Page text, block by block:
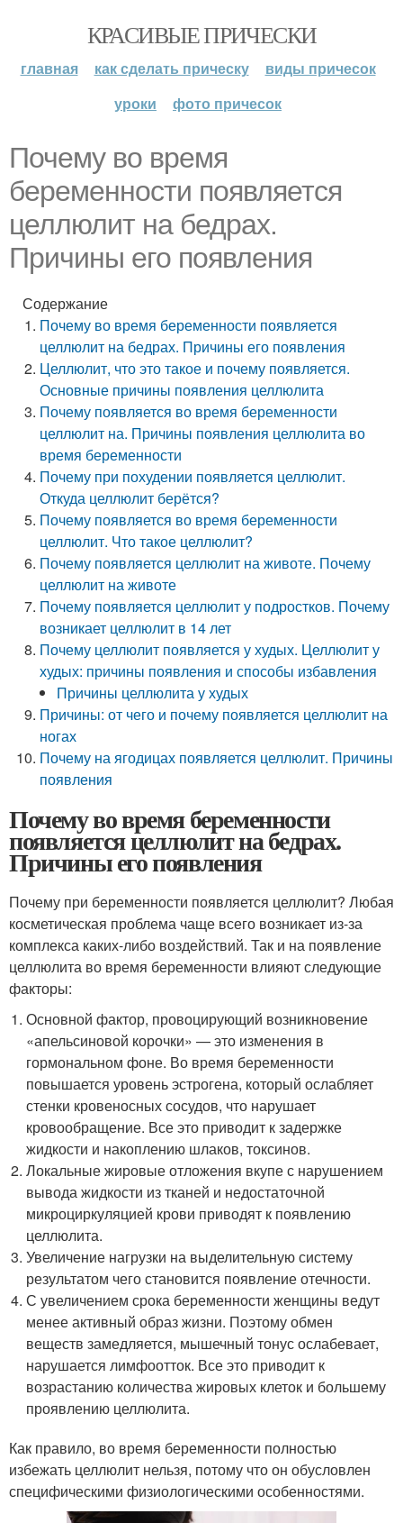
КРАСИВЫЕ ПРИЧЕСКИ
главная как сделать прическу
виды причесок
уроки
фото причесок
Почему во время
беременности появляется
целлюлит на бедрах.
Причины его появления
Содержание
Почему во время беременности появляется
целлюлит на бедрах. Причины его появления
Целлюлит, что это такое и почему появляется.
Основные причины появления целлюлита
Почему появляется во время беременности
целлюлит на. Причины появления целлюлита во
время беременности
Почему при похудении появляется целлюлит.
Откуда целлюлит берётся?
Почему появляется во время беременности
целлюлит. Что такое целлюлит?
Почему появляется целлюлит на животе. Почему
целлюлит на животе
Почему появляется целлюлит у подростков. Почему
возникает целлюлит в 14 лет
Почему целлюлит появляется у худых. Целлюлит у
худых: причины появления и способы избавления
Причины целлюлита у худых
Причины: от чего и почему появляется целлюлит на
ногах
Почему на ягодицах появляется целлюлит. Причины
появления
Почему во время беременности
появляется целлюлит на бедрах.
Причины его появления
Почему при беременности появляется целлюлит? Любая
косметическая проблема чаще всего возникает из-за
комплекса каких-либо воздействий. Так и на появление
целлюлита во время беременности влияют следующие
факторы:
Основной фактор, провоцирующий возникновение
«апельсиновой корочки» — это изменения в
гормональном фоне. Во время беременности
повышается уровень эстрогена, который ослабляет
стенки кровеносных сосудов, что нарушает
кровообращение. Все это приводит к задержке
жидкости и накоплению шлаков, токсинов.
Локальные жировые отложения вкупе с нарушением
вывода жидкости из тканей и недостаточной
микроциркуляцией крови приводят к появлению
целлюлита.
Увеличение нагрузки на выделительную систему
результатом чего становится появление отечности.
С увеличением срока беременности женщины ведут
менее активный образ жизни. Поэтому обмен
веществ замедляется, мышечный тонус ослабевает,
нарушается лимфоотток. Все это приводит к
возрастанию количества жировых клеток и большему
проявлению целлюлита.
Как правило, во время беременности полностью
избежать целлюлит нельзя, потому что он обусловлен
специфическими физиологическими особенностями.